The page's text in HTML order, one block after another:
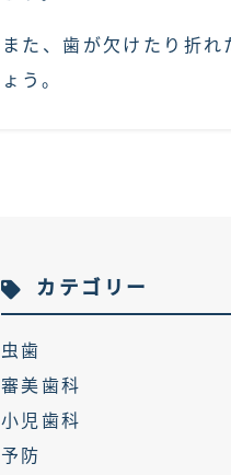
また、歯が欠けたり折
ょう。
カテゴリー
虫歯
審美歯科
小児歯科
予防